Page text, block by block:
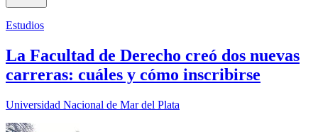
Estudios
La Facultad de Derecho creó dos nuevas
carreras: cuáles y cómo inscribirse
Universidad Nacional de Mar del Plata